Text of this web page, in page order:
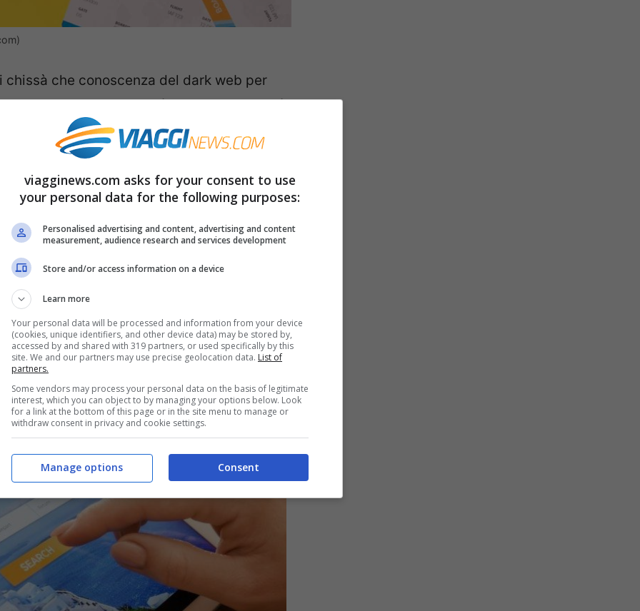
chissà che conoscenza del dark web per
scontato!Solo del proprio smartphone e di
a scoprire come risparmiare insieme a
dipende e come spendere meno
biglietti aerei cambiano a seconda del
. Ciò che è emerso ultimamente è che c’è
sul prezzo del biglietto:
viagginews.com asks for your consent to use
your personal data for the following purposes:
Personalised advertising and content, advertising and content
measurement, audience research and services development
Store and/or access information on a device
Learn more
Your personal data will be processed and information from your device
(cookies, unique identifiers, and other device data) may be stored by,
accessed by and shared with 319 partners, or used specifically by this
site. We and our partners may use precise geolocation data. List of
partners.
Some vendors may process your personal data on the basis of legitimate
interest, which you can object to by managing your options below. Look
for a link at the bottom of this page or in the site menu to manage or
withdraw consent in privacy and cookie settings.
Consent
Manage options